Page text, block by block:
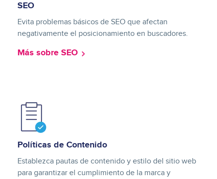
SEO
Evita problemas básicos de SEO que afectan
negativamente el posicionamiento en buscadores.
Más sobre SEO
Image
Políticas de Contenido
Establezca pautas de contenido y estilo del sitio web
para garantizar el cumplimiento de la marca y